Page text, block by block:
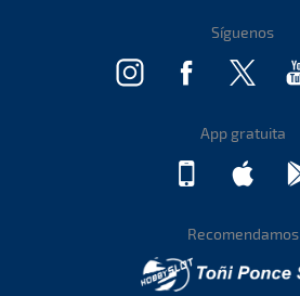
Síguenos
App gratuita
Recomendamos